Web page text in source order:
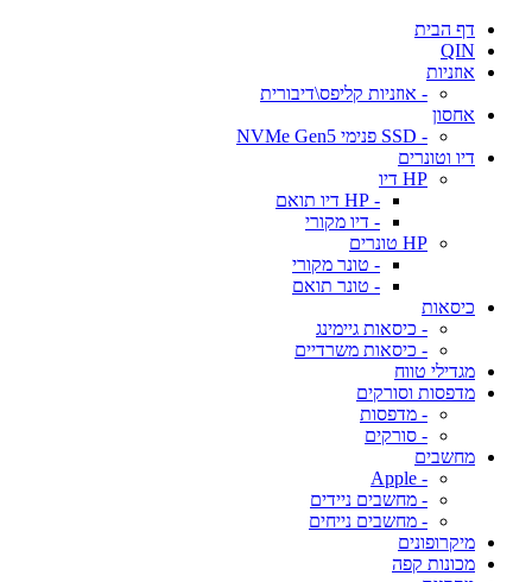
דף הבית
QIN
אוזניות
- אוזניות קליפס\דיבורית
אחסון
- SSD פנימי NVMe Gen5
דיו וטונרים
HP דיו
- HP דיו תואם
- דיו מקורי
HP טונרים
- טונר מקורי
- טונר תואם
כיסאות
- כיסאות גיימינג
- כיסאות משרדיים
מגדילי טווח
מדפסות וסורקים
- מדפסות
- סורקים
מחשבים
- Apple
- מחשבים ניידים
- מחשבים נייחים
מיקרופונים
מכונות קפה